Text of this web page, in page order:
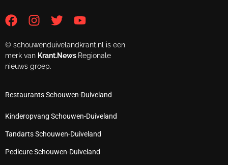
© schouwenduivelandkrant.nl is een
merk van Krant.News Regionale
nieuws groep.
Restaurants Schouwen-Duiveland
Kinderopvang Schouwen-Duiveland
Tandarts Schouwen-Duiveland
Pedicure Schouwen-Duiveland